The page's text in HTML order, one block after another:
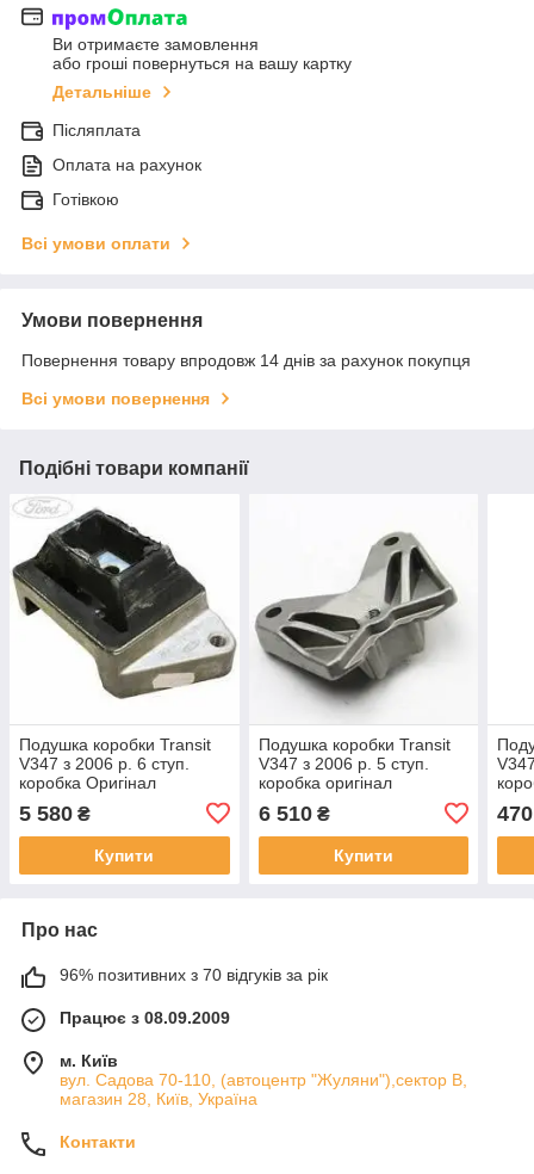
Ви отримаєте замовлення
або гроші повернуться на вашу картку
Детальніше
Післяплата
Оплата на рахунок
Готівкою
Всі умови оплати
Умови повернення
Повернення товару впродовж 14 днів за рахунок покупця
Всі умови повернення
Подібні товари компанії
Подушка коробки Transit
V347 з 2006 р. 6 ступ.
коробка Oригінал
5 580 ₴
Купити
Подушка коробки Transit
V347 з 2006 р. 5 ступ.
коробка оригінал
6 510₴
Купити
470
Про нас
96% позитивних з 70 відгуків за рік
Працює з 08.09.2009
м. Київ
вул. Садова 70-110, (автоцентр "Жуляни"),сектор В,
магазин 28, Київ, Україна
Контакти